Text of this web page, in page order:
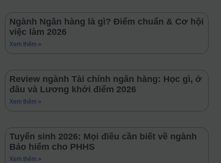
Ngành Ngân hàng là gì? Điểm chuẩn & Cơ hội
việc làm 2026
Xem thêm »
Review ngành Tài chính ngân hàng: Học gì, ở
đâu và Lương khởi điểm 2026
Xem thêm »
Tuyển sinh 2026: Mọi điều cần biết về ngành
Bảo hiểm cho PHHS
Xem thêm »